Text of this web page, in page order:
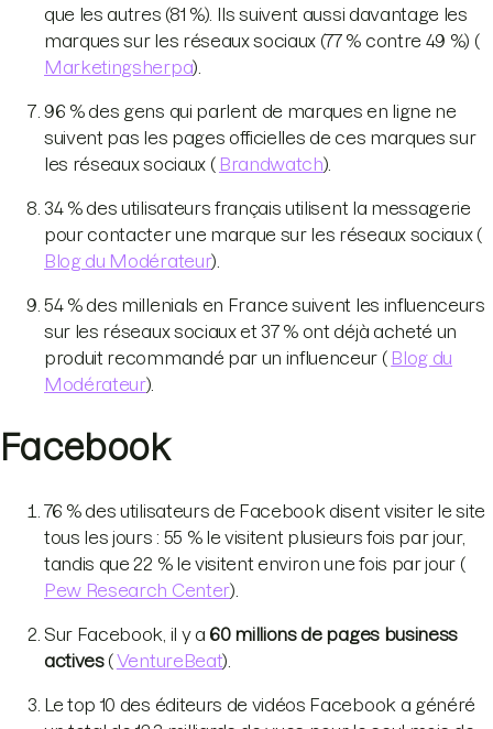
que les autres (81 %). Ils suivent aussi davantage les
marques sur les réseaux sociaux (77 % contre 49 %) (
Marketingsherpa).
96 % des gens qui parlent de marques en ligne ne
suivent pas les pages officielles de ces marques sur
les réseaux sociaux ( Brandwatch).
34 % des utilisateurs français utilisent la messagerie
pour contacter une marque sur les réseaux sociaux (
Blog du Modérateur).
54 % des millenials en France suivent les influenceurs
sur les réseaux sociaux et 37 % ont déjà acheté un
produit recommandé par un influenceur ( Blog du
Modérateur).
Facebook
76 % des utilisateurs de Facebook disent visiter le site
tous les jours : 55 % le visitent plusieurs fois par jour,
tandis que 22 % le visitent environ une fois par jour (
Pew Research Center).
Sur Facebook, il y a 60 millions de pages business
actives(VentureBeat).
Le top 10 des éditeurs de vidéos Facebook a généré